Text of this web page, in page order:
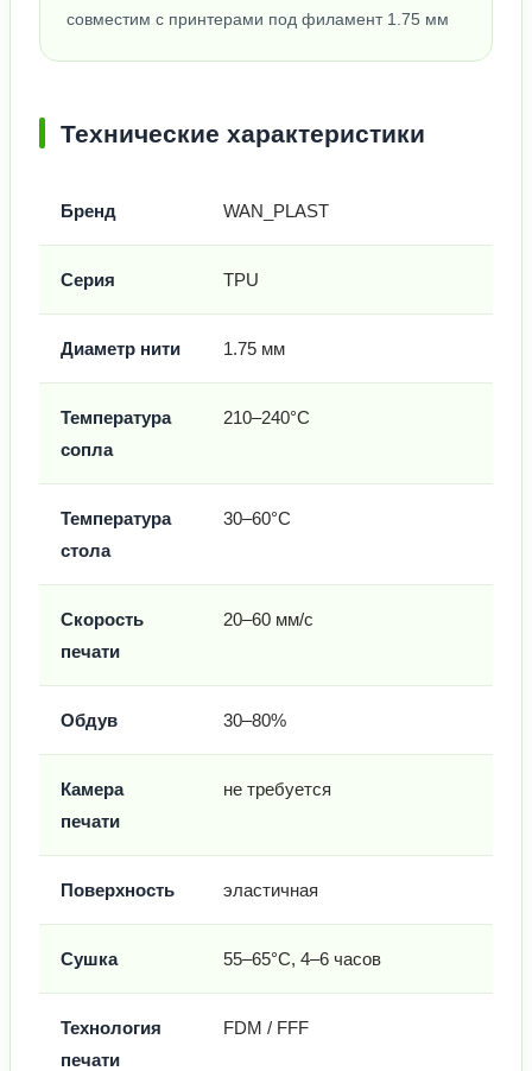
совместим с принтерами под филамент 1.75 мм
Технические характеристики
Бренд WAN_PLAST
Серия TPU
Диаметр нити 1.75 мм
Температура
сопла
210–240°C
Температура
стола
30–60°C
Скорость
печати
20–60 мм/с
Обдув 30–80%
Камера
печати
не требуется
Поверхность эластичная
Сушка 55–65°C, 4–6 часов
Технология
печати
FDM / FFF